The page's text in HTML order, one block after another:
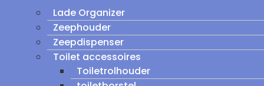
Lade Organizer
Zeephouder
Zeepdispenser
Toilet accessoires
Toiletrolhouder